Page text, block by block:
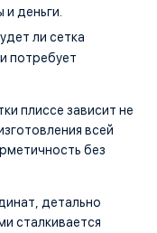
деньги.
ли сетка
потребует
плиссе зависит не
всей
без
детально
сталкивается